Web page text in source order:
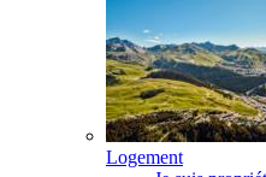
Logement